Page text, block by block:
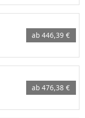
ab 446,39 €
ab 476,38 €